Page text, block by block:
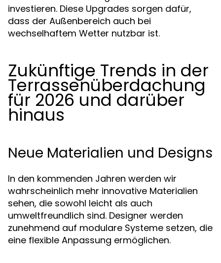
investieren. Diese Upgrades sorgen dafür,
dass der Außenbereich auch bei
wechselhaftem Wetter nutzbar ist.
Zukünftige Trends in der
Terrassenüberdachung
für 2026 und darüber
hinaus
Neue Materialien und Designs
In den kommenden Jahren werden wir
wahrscheinlich mehr innovative Materialien
sehen, die sowohl leicht als auch
umweltfreundlich sind. Designer werden
zunehmend auf modulare Systeme setzen, die
eine flexible Anpassung ermöglichen.